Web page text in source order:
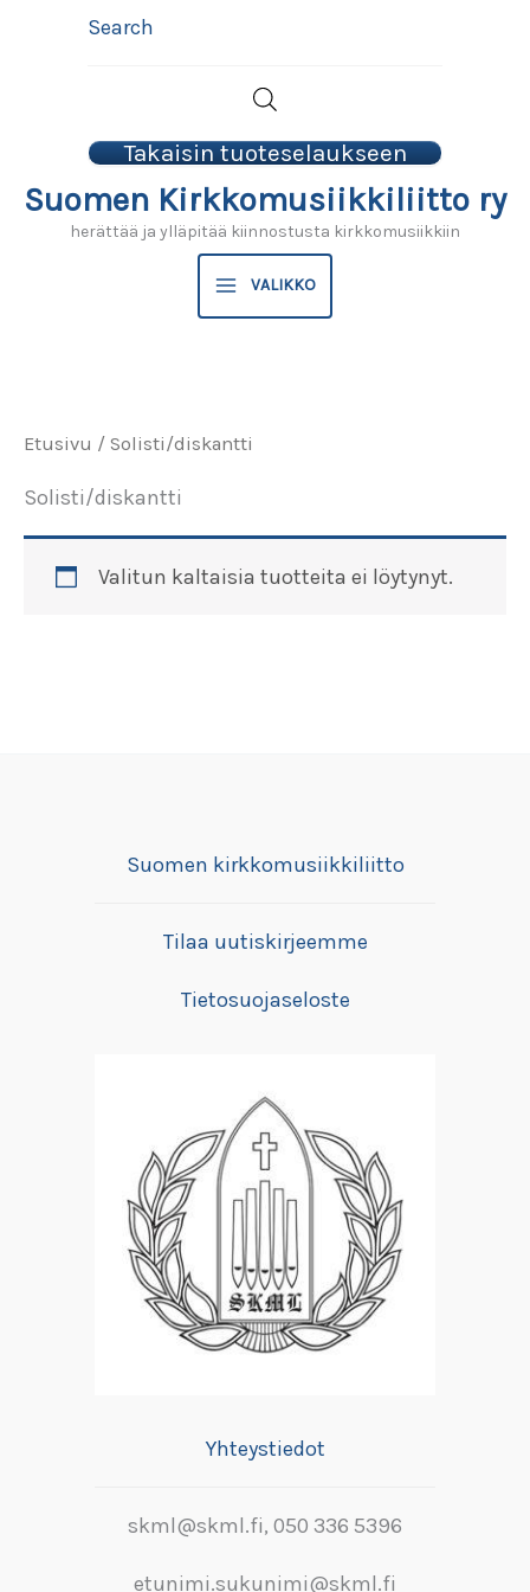
Search
Takaisin tuoteselaukseen
Suomen Kirkkomusiikkiliitto ry
herättää ja ylläpitää kiinnostusta kirkkomusiikkiin
VALIKKO
Etusivu / Solisti/diskantti
Solisti/diskantti
Valitun kaltaisia tuotteita ei löytynyt.
Suomen kirkkomusiikkiliitto
Tilaa uutiskirjeemme
Tietosuojaseloste
Yhteystiedot
skml@skml.fi, 050 336 5396
etunimi.sukunimi@skml.fi